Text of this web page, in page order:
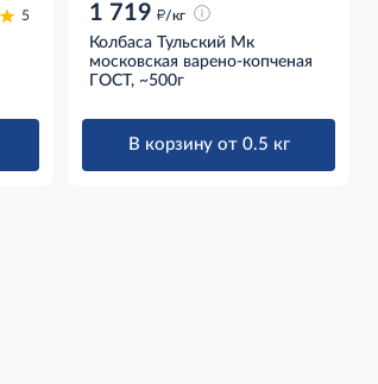
5 1 719 д/кг
Колбаса Тульский Мк
московская варено-копченая
ГОСТ, ~500г
В корзину от 0.5 кг